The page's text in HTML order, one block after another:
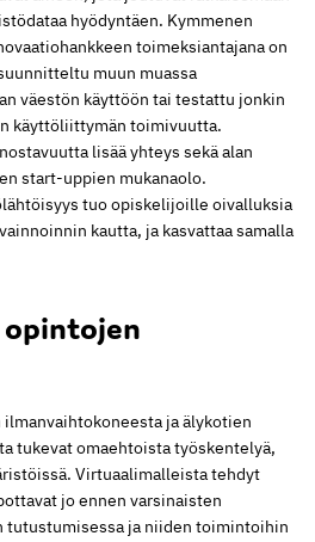
hyödyntäen. Kymmenen
toimeksiantajana on
muun muassa
väestön käyttöön tai testattu jonkin
käyttöliittymän toimivuutta.
lisää yhteys sekä alan
start-uppien mukanaolo.
tuo opiskelijoille oivalluksia
kautta, ja kasvattaa samalla
ja älykotien
tukevat omaehtoista työskentelyä,
Virtuaalimalleista tehdyt
jo ennen varsinaisten
ja niiden toimintoihin